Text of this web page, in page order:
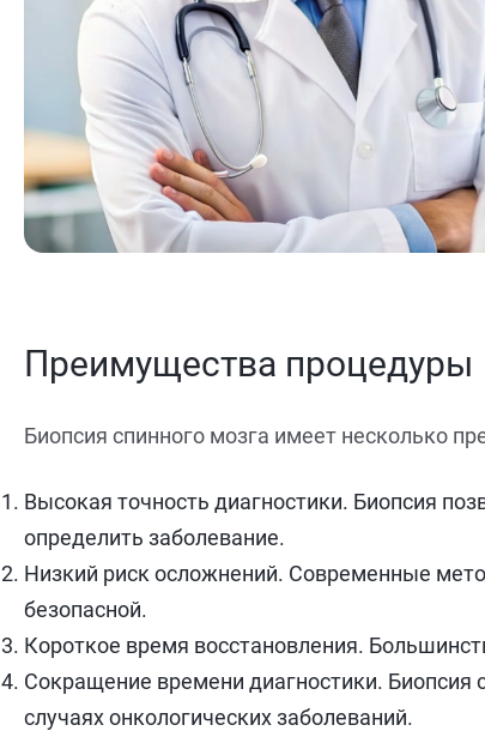
Преимущества процедуры
Биопсия спинного мозга имеет несколько
Высокая точность диагностики. Биопсия
определить заболевание.
Низкий риск осложнений. Современные
безопасной.
Короткое время восстановления.
Сокращение времени диагностики. Биопсия
случаях онкологических заболеваний.